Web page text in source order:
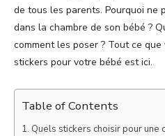
de tous les parents. Pourquoi ne
dans la chambre de son bébé ?
comment les poser ? Tout ce
stickers pour votre bébé est ici.
Table of Contents
Quels stickers choisir pour une